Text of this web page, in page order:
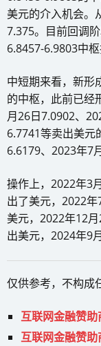
美元的介入机会。
7.375。目前回调
6.8457-6.9803中枢
中短期来看，新形
的中枢，此前已经
月26日7.0902、
6.7741等卖出美元
6.6179、2023年7
操作上，2022年3
出了美元，2022
美元，2022年12
出美元，2024年9
仅供参考，不构成
互联网金融赞
互联网金融赞